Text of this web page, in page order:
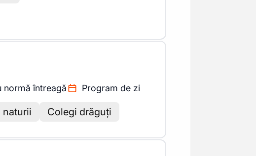
normă întreagă Program de zi
naturii Colegi drăguți